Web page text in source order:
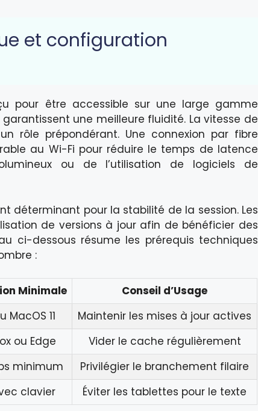
et configuration
pour être accessible sur une large gamme
une meilleure fluidité. La vitesse de
rôle prépondérant. Une connexion par fibre
au Wi-Fi pour réduire le temps de latence
ou de l’utilisation de logiciels de
déterminant pour la stabilité de la session. Les
de versions à jour afin de bénéficier des
ci-dessous résume les prérequis techniques
:
Minimale
Conseil d’Usage
MacOS 11
Maintenir les mises à jour actives
ou Edge
Vider le cache régulièrement
minimum
Privilégier le branchement filaire
clavier Éviter les tablettes pour le texte